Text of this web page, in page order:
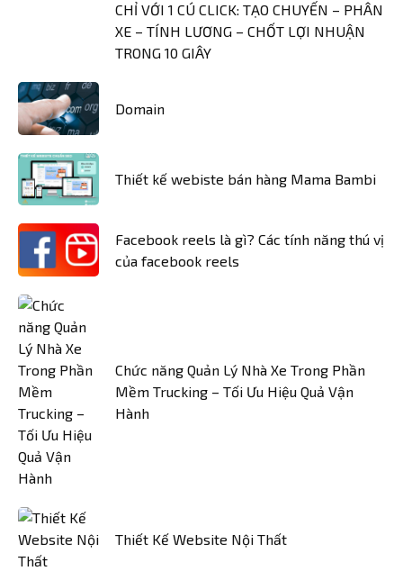
CHỈ VỚI 1 CÚ CLICK: TẠO CHUYẾN – PHÂN
XE – TÍNH LƯƠNG – CHỐT LỢI NHUẬN
TRONG 10 GIÂY
Domain
Thiết kế webiste bán hàng Mama Bambi
Facebook reels là gì? Các tính năng thú vị
của facebook reels
Chức năng Quản Lý Nhà Xe Trong Phần
Mềm Trucking – Tối Ưu Hiệu Quả Vận
Hành
Thiết Kế Website Nội Thất